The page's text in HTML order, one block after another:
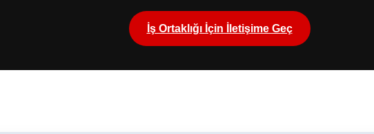
İş Ortaklığı İçin İletişime Geç